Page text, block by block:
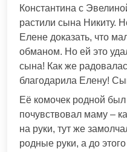
Константина с
растили сына Никиту.
Елене доказать, что
обманом. Но ей это
сына! Как же
благодарила Елену!
Её комочек родной
почувствовал маму –
на руки, тут же
родные руки, а до